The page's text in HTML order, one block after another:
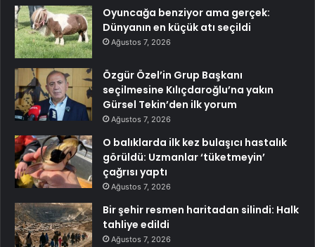
Oyuncağa benziyor ama gerçek:
Dünyanın en küçük atı seçildi
Ağustos 7, 2026
Özgür Özel’in Grup Başkanı
seçilmesine Kılıçdaroğlu’na yakın
Gürsel Tekin’den ilk yorum
Ağustos 7, 2026
O balıklarda ilk kez bulaşıcı hastalık
görüldü: Uzmanlar ‘tüketmeyin’
çağrısı yaptı
Ağustos 7, 2026
Bir şehir resmen haritadan silindi: Halk
tahliye edildi
Ağustos 7, 2026